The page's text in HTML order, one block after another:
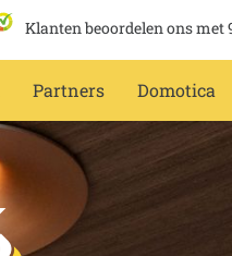
Klanten beoordelen ons met
Partners Domotica